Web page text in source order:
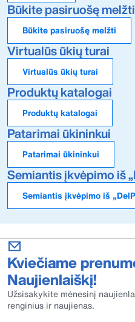
Būkite pasiruošę melžti
Būkite pasiruošę melžti
Virtualūs ūkių turai
Virtualūs ūkių turai
Produktų katalogai
Produktų katalogai
Patarimai ūkininkui
Patarimai ūkininkui
Semiantis įkvėpimo iš
Semiantis įkvėpimo iš
Kviečiame
Naujienlaiškį!
Užsisakykite mėnesinį
renginius ir naujienas.